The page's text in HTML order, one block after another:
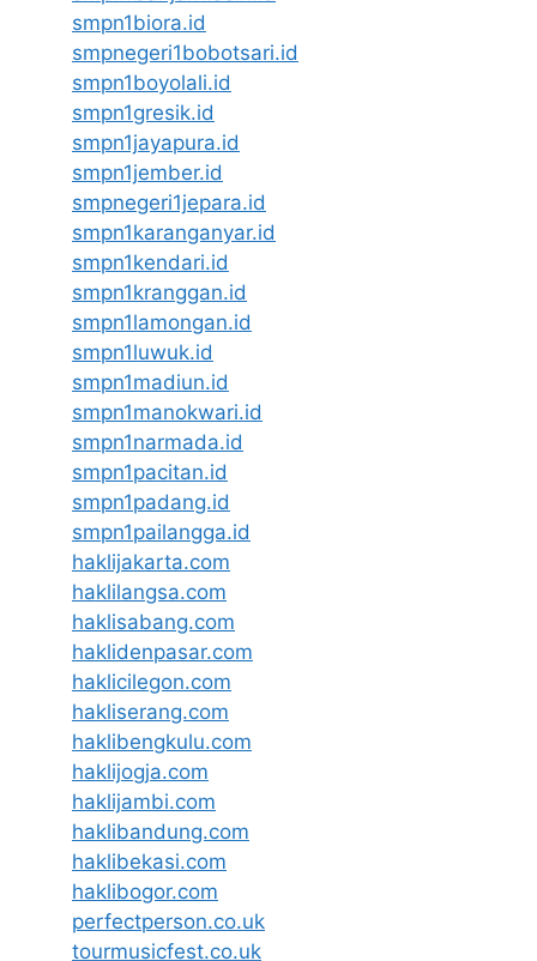
smpn1biora.id
smpnegeri1bobotsari.id
smpn1boyolali.id
smpn1gresik.id
smpn1jayapura.id
smpn1jember.id
smpnegeri1jepara.id
smpn1karanganyar.id
smpn1kendari.id
smpn1kranggan.id
smpn1lamongan.id
smpn1luwuk.id
smpn1madiun.id
smpn1manokwari.id
smpn1narmada.id
smpn1pacitan.id
smpn1padang.id
smpn1pailangga.id
haklijakarta.com
haklilangsa.com
haklisabang.com
haklidenpasar.com
haklicilegon.com
hakliserang.com
haklibengkulu.com
haklijogja.com
haklijambi.com
haklibandung.com
haklibekasi.com
haklibogor.com
perfectperson.co.uk
tourmusicfest.co.uk